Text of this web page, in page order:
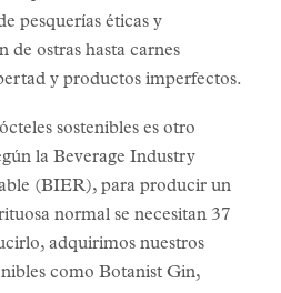
pesquerías éticas y
de ostras hasta carnes
y productos imperfectos.
sostenibles es otro
la Beverage Industry
(BIER), para producir un
normal se necesitan 37
adquirimos nuestros
como Botanist Gin,